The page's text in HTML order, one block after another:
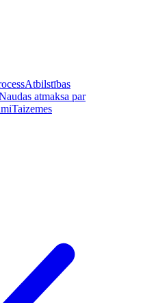
Atbilstības
atmaksa par
Taizemes